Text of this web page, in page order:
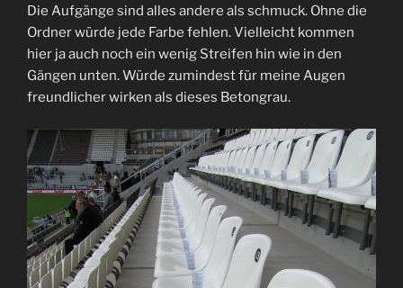
Die Aufgänge sind alles andere als schmuck. Ohne die
Ordner würde jede Farbe fehlen. Vielleicht kommen
hier ja auch noch ein wenig Streifen hin wie in den
Gängen unten. Würde zumindest für meine Augen
freundlicher wirken als dieses Betongrau.